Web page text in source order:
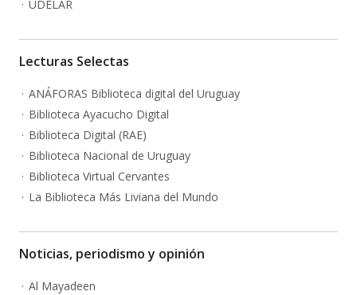
UDELAR
Lecturas Selectas
ANÁFORAS Biblioteca digital del Uruguay
Biblioteca Ayacucho Digital
Biblioteca Digital (RAE)
Biblioteca Nacional de Uruguay
Biblioteca Virtual Cervantes
La Biblioteca Más Liviana del Mundo
Noticias, periodismo y opinión
Al Mayadeen